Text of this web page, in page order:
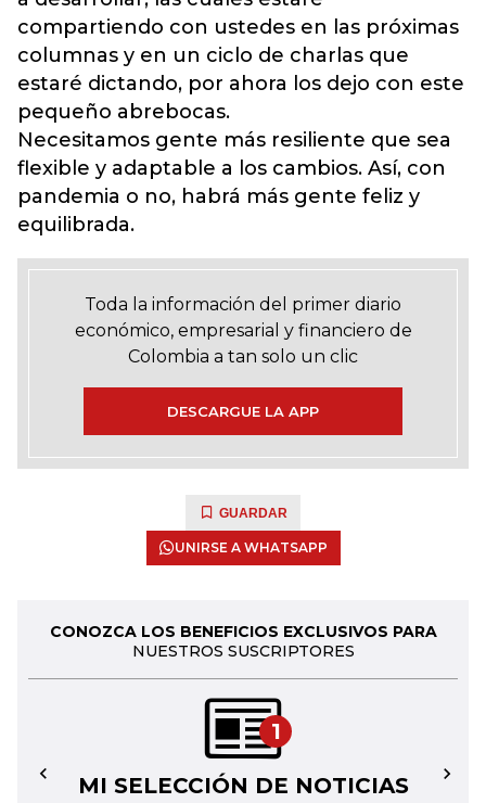
compartiendo con ustedes en las próximas
columnas y en un ciclo de charlas que
estaré dictando, por ahora los dejo con este
pequeño abrebocas.
Necesitamos gente más resiliente que sea
flexible y adaptable a los cambios. Así, con
pandemia o no, habrá más gente feliz y
equilibrada.
Toda la información del primer diario
económico, empresarial y financiero de
Colombia a tan solo un clic
DESCARGUE LA APP
GUARDAR
UNIRSE A WHATSAPP
CONOZCA LOS BENEFICIOS EXCLUSIVOS PARA
NUESTROS SUSCRIPTORES
1
MI SELECCIÓN DE NOTICIAS
← →